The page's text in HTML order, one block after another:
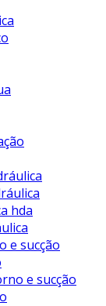
hda
e sucção
e sucção